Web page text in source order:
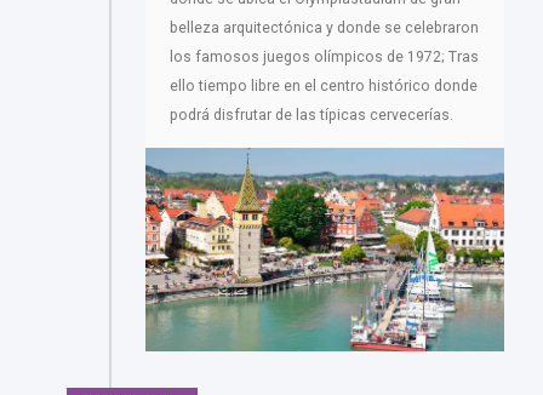
belleza arquitectónica y donde se celebraron
los famosos juegos olímpicos de 1972; Tras
ello tiempo libre en el centro histórico donde
podrá disfrutar de las típicas cervecerías.